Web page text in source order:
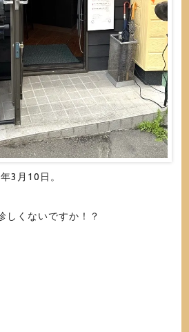
3月10日。
しくないですか！？